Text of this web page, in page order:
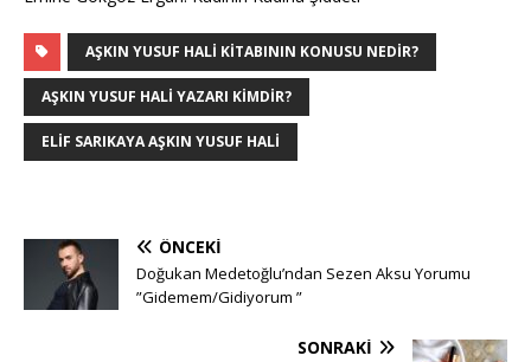
AŞKIN YUSUF HALI KITABININ KONUSU NEDIR?
AŞKIN YUSUF HALI YAZARI KIMDIR?
ELIF SARIKAYA AŞKIN YUSUF HALI
ÖNCEKI
Doğukan Medetoğlu’ndan Sezen Aksu Yorumu
”Gidemem/Gidiyorum ”
SONRAKI